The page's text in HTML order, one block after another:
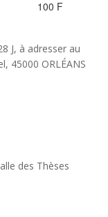
100 F
J, à adresser au
45000 ORLÉANS
des Thèses